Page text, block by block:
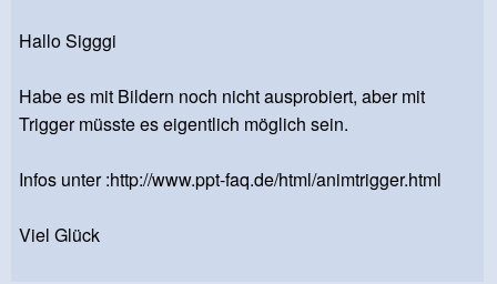
Hallo Sigggi
Habe es mit Bildern noch nicht ausprobiert, aber mit
Trigger müsste es eigentlich möglich sein.
Infos unter :http://www.ppt-faq.de/html/animtrigger.html
Viel Glück